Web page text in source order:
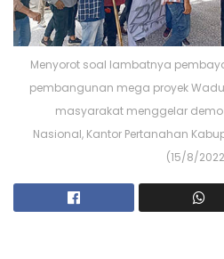
Menyorot soal lambatnya
pembangunan mega proyek
masyarakat menggelar
Nasional, Kantor Pertanahan
(15/8/